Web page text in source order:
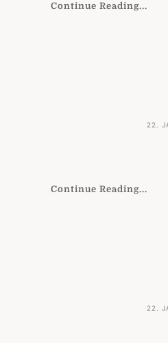
Continue Reading...
22.
Continue Reading...
22.